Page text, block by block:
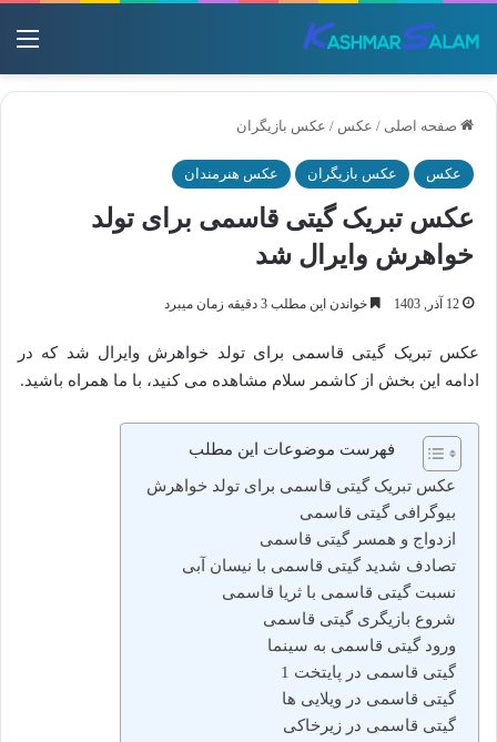
صفحه اصلی / عکس / عکس بازیگران
عکس عکس بازیگران عکس هنرمندان
عکس تبریک گیتی قاسمی برای تولد
خواهرش وایرال شد
12 آذر, 1403 خواندن این مطلب 3 دقیقه زمان میبرد
عکس تبریک گیتی قاسمی برای تولد خواهرش وایرال شد که در
ادامه این بخش از کاشمر سلام مشاهده می کنید، با ما همراه باشید.
فهرست موضوعات این مطلب
عکس تبریک گیتی قاسمی برای تولد خواهرش
بیوگرافی گیتی قاسمی
ازدواج و همسر گیتی قاسمی
تصادف شدید گیتی قاسمی با نیسان آبی
نسبت گیتی قاسمی با ثریا قاسمی
شروع بازیگری گیتی قاسمی
ورود گیتی قاسمی به سینما
گیتی قاسمی در پایتخت 1
گیتی قاسمی در ویلایی ها
گیتی قاسمی در زیرخاکی